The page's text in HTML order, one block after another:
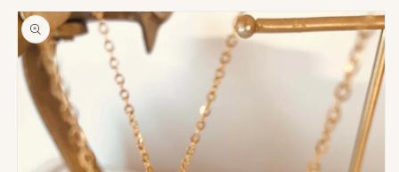
directamente
a la
información
del producto